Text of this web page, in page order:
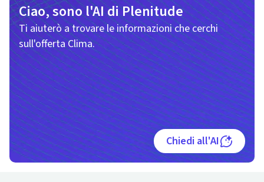
Ciao, sono l'AI di Plenitude
Ti aiuterò a trovare le informazioni che cerchi
sull'offerta Clima.
Chiedi all'AI